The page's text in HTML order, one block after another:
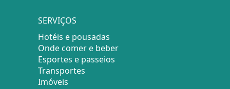
SERVIÇOS
Hotéis e pousadas
Onde comer e beber
Esportes e passeios
Transportes
Imóveis